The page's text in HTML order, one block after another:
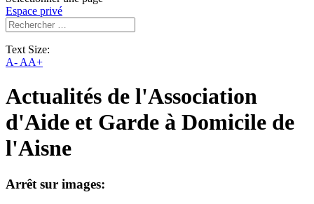
Espace privé
Text Size:
A- AA+
Actualités de l'Association
d'Aide et Garde à Domicile de
l'Aisne
Arrêt sur images: